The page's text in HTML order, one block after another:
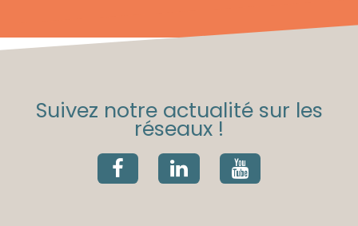
Suivez notre actualité sur les
réseaux !